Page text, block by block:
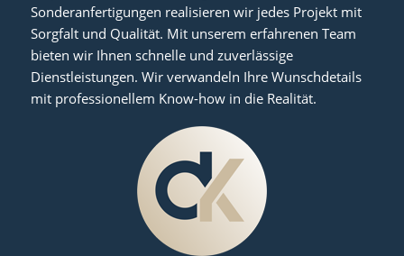
Sonderanfertigungen realisieren wir jedes Projekt mit
Sorgfalt und Qualität. Mit unserem erfahrenen Team
bieten wir Ihnen schnelle und zuverlässige
Dienstleistungen. Wir verwandeln Ihre Wunschdetails
mit professionellem Know-how in die Realität.